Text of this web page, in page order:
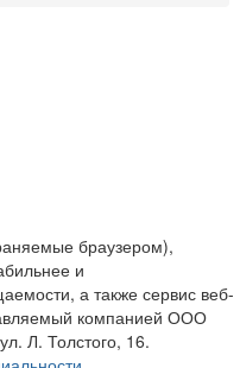
браузером),
и
а также сервис веб-
компанией ООО
Л. Толстого, 16.